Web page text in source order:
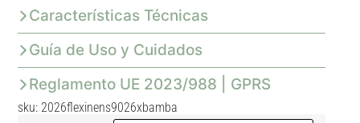
Características Técnicas
Guía de Uso y Cuidados
Reglamento UE 2023/988 | GPRS
sku: 2026flexinens9026xbamba